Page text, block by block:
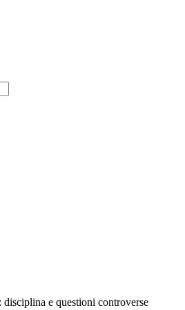
e questioni controverse